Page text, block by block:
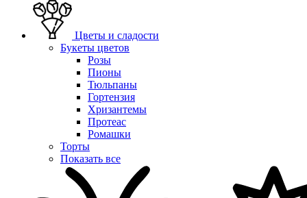
Цветы и сладости
Букеты цветов
Розы
Пионы
Тюльпаны
Гортензия
Хризантемы
Протеас
Ромашки
Торты
Показать все